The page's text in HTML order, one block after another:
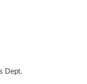
Dept.